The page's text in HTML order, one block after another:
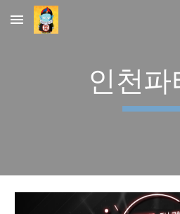
Skip to main content
인천파